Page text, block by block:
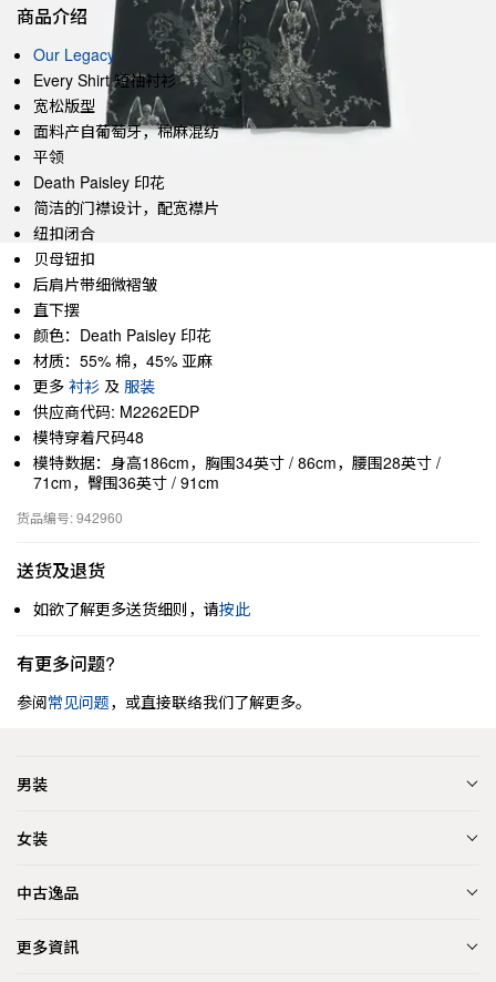
商品介绍
Our Legacy
Every Shirt 短袖衬衫
宽松版型
面料产自葡萄牙，棉麻混纺
平领
Death Paisley 印花
简洁的门襟设计，配宽襟片
纽扣闭合
贝母钮扣
后肩片带细微褶皱
直下摆
颜色：Death Paisley 印花
材质：55% 棉，45% 亚麻
更多 衬衫 及 服装
供应商代码: M2262EDP
模特穿着尺码48
模特数据：身高186cm，胸围34英寸 / 86cm，腰围28英寸 /
71cm，臀围36英寸 / 91cm
货品编号: 942960
送货及退货
如欲了解更多送货细则，请按此
有更多问题?
参阅常见问题，或直接联络我们了解更多。
男装
女装
中古逸品
更多資訊